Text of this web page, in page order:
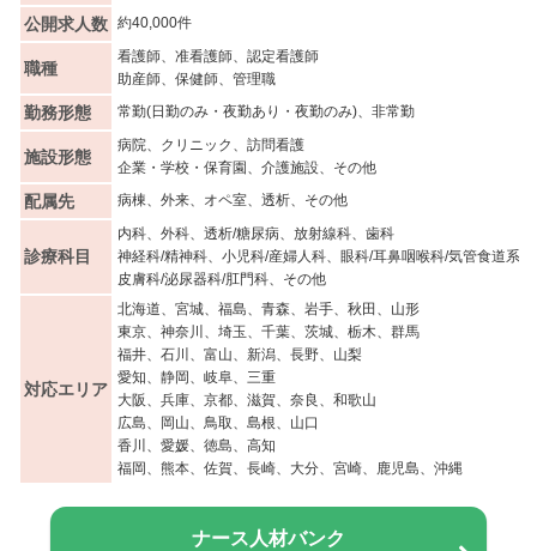
公開求人数 約40,000件
職種
看護師、准看護師、認定看護師
助産師、保健師、管理職
勤務形態 常勤(日勤のみ・夜勤あり・夜勤のみ)、非常勤
施設形態
病院、クリニック、訪問看護
企業・学校・保育園、介護施設、その他
配属先 病棟、外来、オペ室、透析、その他
診療科目
内科、外科、透析/糖尿病、放射線科、歯科
神経科/精神科、小児科/産婦人科、眼科/耳鼻咽喉科/気管食道系
皮膚科/泌尿器科/肛門科、その他
対応エリア
北海道、宮城、福島、青森、岩手、秋田、山形
東京、神奈川、埼玉、千葉、茨城、栃木、群馬
福井、石川、富山、新潟、長野、山梨
愛知、静岡、岐阜、三重
大阪、兵庫、京都、滋賀、奈良、和歌山
広島、岡山、鳥取、島根、山口
香川、愛媛、徳島、高知
福岡、熊本、佐賀、長崎、大分、宮崎、鹿児島、沖縄
ナース人材バンク